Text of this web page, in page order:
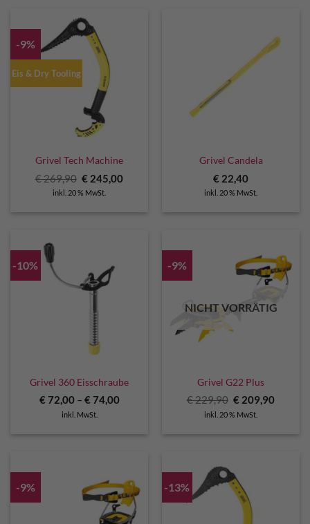
-9%
Eis & Dry Tooling
Grivel Tech Machine
€269,90 Ursprünglicher
Preis
war:
€ 245,00Aktueller
inkl. 20 % MwSt.
Grivel Candela
€ 22,40
inkl. 20 % MwSt.
-10%
Grivel 360 Eisschraube
€72,00– €74,00
inkl. MwSt.
-9%
NICHT VORRÄTIG
Grivel G22 Plus
€229,90 Ursprünglicher
war:
€ 209,90
inkl. 20 % MwSt.
-9% -13%